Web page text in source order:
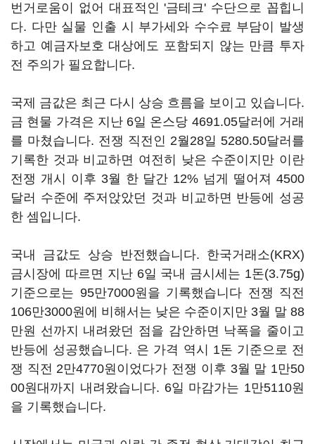
번거로움이 없어 대표적인 '금테크' 수단으로 꼽힙니
다. 다만 실물 인출 시 부가세와 수수료 부담이 발생
하고 예금자보호 대상에도 포함되지 않는 만큼 투자
전 주의가 필요합니다.
국제 금값은 최근 다시 상승 흐름을 보이고 있습니다.
금 현물 가격은 지난 6일 온스당 4691.05달러에 거래
를 마쳤습니다. 전쟁 직전인 2월28일 5280.50달러를
기록한 것과 비교하면 여전히 낮은 수준이지만 이란
전쟁 개시 이후 3월 한 달간 12% 넘게 떨어져 4500
달러 수준에 주저앉았던 것과 비교하면 반등에 성공
한 셈입니다.
국내 금값도 상승 반전했습니다. 한국거래소(KRX)
금시장에 따르면 지난 6일 국내 금시세는 1돈(3.75g)
기준으로는 95만7000원을 기록했습니다 전쟁 직전
106만3000원에 비해서는 낮은 수준이지만 3월 말 88
만원 선까지 내려왔던 점을 감안하면 낙폭을 줄이고
반등에 성공했습니다. 은 가격 역시 1돈 기준으로 전
쟁 직전 2만4770원이었다가 전쟁 이후 3월 말 1만50
00원대까지 내려왔습니다. 6일 마감가는 1만5110원
을 기록했습니다.